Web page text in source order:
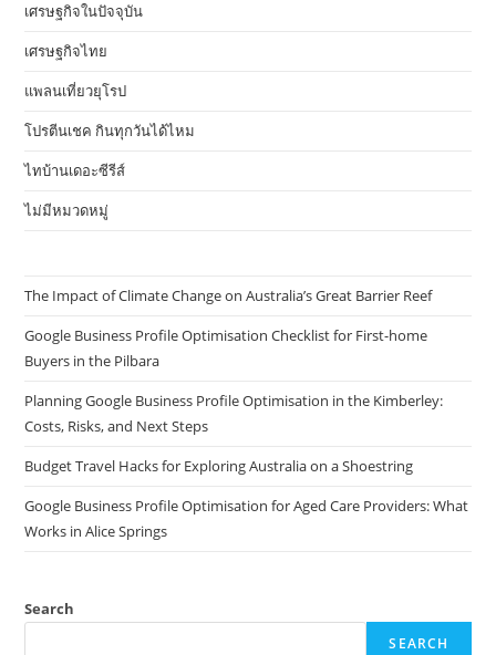
เศรษฐกิจในปัจจุบัน
เศรษฐกิจไทย
แพลนเที่ยวยุโรป
โปรตีนเชค กินทุกวันได้ไหม
ไทบ้านเดอะซีรีส์
ไม่มีหมวดหมู่
The Impact of Climate Change on Australia’s Great Barrier Reef
Google Business Profile Optimisation Checklist for First-home
Buyers in the Pilbara
Planning Google Business Profile Optimisation in the Kimberley:
Costs, Risks, and Next Steps
Budget Travel Hacks for Exploring Australia on a Shoestring
Google Business Profile Optimisation for Aged Care Providers: What
Works in Alice Springs
Search
SEARCH